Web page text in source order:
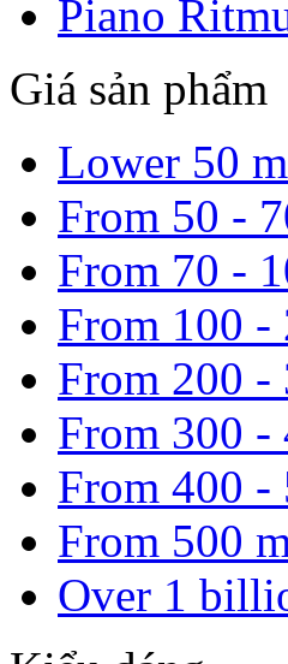
Piano
Giá sản phẩm
Lower 50
From 50 -
From 70 -
From 100
From 200
From 300
From 400
From 500
Over 1